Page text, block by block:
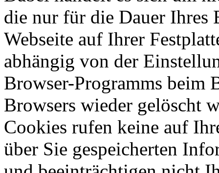
die nur für die Dauer Ihres
Webseite auf Ihrer
abhängig von der
Browser-Programms beim
Browsers wieder gelöscht
Cookies rufen keine auf
über Sie gespeicherten